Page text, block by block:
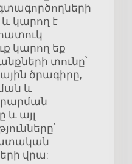
կարող է
կարող եք
տունը՝
ծրագիրը,
և
և այլ
վրա: